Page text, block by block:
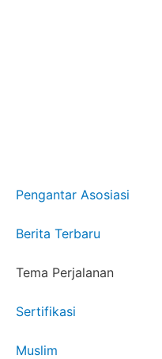
Pengantar Asosiasi
Berita Terbaru
Tema Perjalanan
Sertifikasi
Muslim